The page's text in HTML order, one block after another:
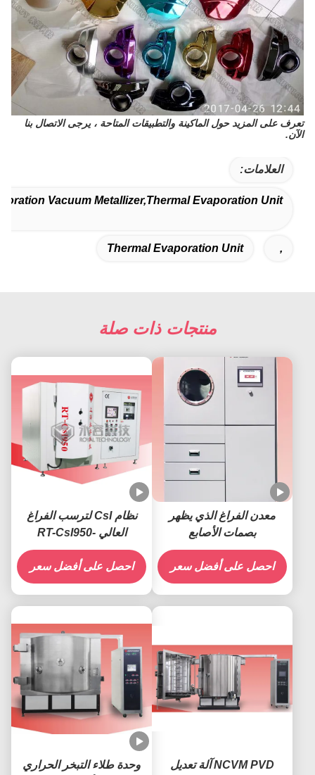
تعرف على المزيد حول الماكينة والتطبيقات المتاحة ، يرجى الاتصال بنا
الآن.
العلامات:
Vacuum Metallizer,thermal Evaporation Unit
Thermal Evaporation Unit
منتجات ذات صلة
معدن الفراغ الذي يظهر
بصمات الأصابع
احصل على أفضل سعر
نظام CsI لترسب الفراغ
العالي -RT-CsI950
احصل على أفضل سعر
NCVM PVD آلة تعديل
وحدة طلاء التبخر الحراري